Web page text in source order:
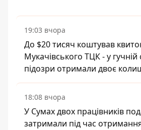
19:03 вчора
До $20 тисяч коштував
Мукачівського ТЦК - у гучній
підозри отримали двоє
18:08 вчора
У Сумах двох працівників
затримали під час